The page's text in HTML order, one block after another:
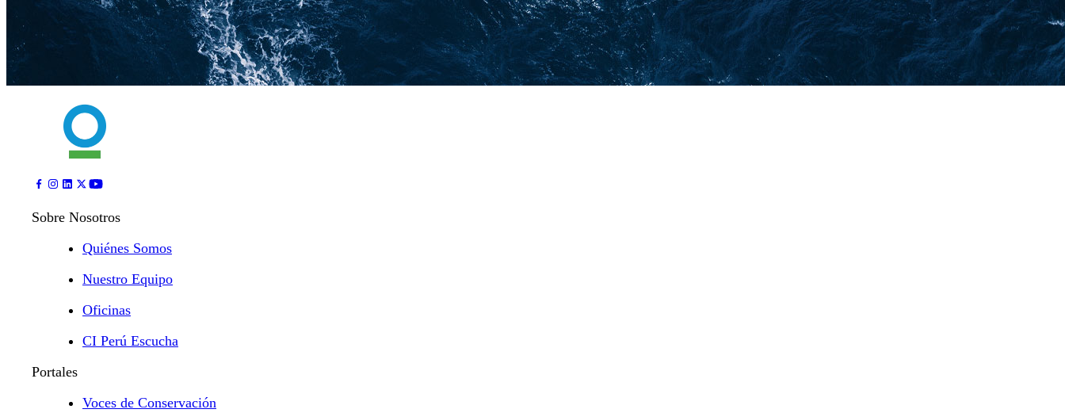
Sobre Nosotros
Quiénes Somos
Nuestro Equipo
Oficinas
CI Perú Escucha
Portales
Voces de Conservación